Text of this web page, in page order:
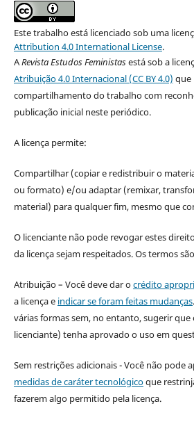
Este trabalho está licenciado sob uma
Attribution 4.0 International License.
ARevista Estudos Feministasestá sob a
Atribuição 4.0 Internacional (CC BY 4.0) que
compartilhamento do trabalho com
publicação inicial neste periódico.
A licença permite:
Compartilhar (copiar e redistribuir o
ou formato) e/ou adaptar (remixar,
material) para qualquer fim, mesmo que
O licenciante não pode revogar estes
da licença sejam respeitados. Os termos
Atribuição – Você deve dar ocrédito
a licença e indicar se foram feitas mudanças
várias formas sem, no entanto, sugerir que
licenciante) tenha aprovado o uso em
Sem restrições adicionais - Você não pode
medidas de caráter tecnológicoque
fazerem algo permitido pela licença.